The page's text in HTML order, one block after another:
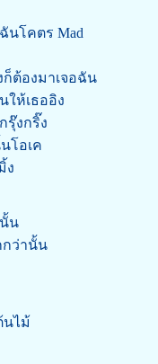
นโคตร Mad
ก็ต้องมาเจอฉัน
ให้เธออิง
รุ๊งกริ๊ง
โอเค
ง
น
กว่านั้น
นไม้